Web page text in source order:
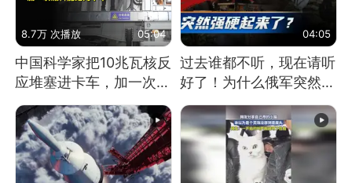
8.7万 次播放 05:04
中国科学家把10兆瓦核反
应堆塞进卡车，加一次燃
料能跑几十年
04:05
过去谁都不听，现在请听
好了！为什么俄军突然强
硬起来了？